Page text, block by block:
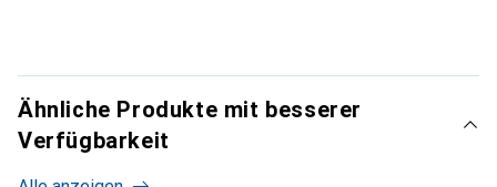
Ähnliche Produkte mit besserer
Verfügbarkeit